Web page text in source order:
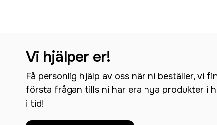
Vi hjälper er!
Få personlig hjälp av oss när ni beställer, vi
första frågan tills ni har era nya produkter i
i tid!